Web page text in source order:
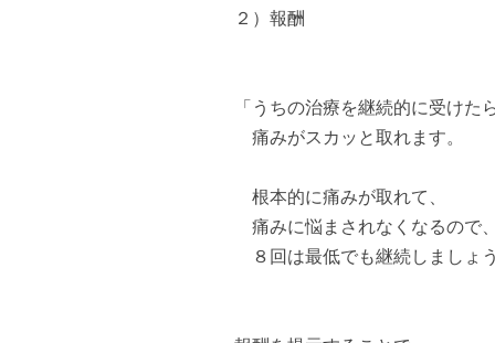
２）報酬
「うちの治療を継続的に受けたら
痛みがスカッと取れます。
根本的に痛みが取れて、
痛みに悩まされなくなるので、
８回は最低でも継続しましょう